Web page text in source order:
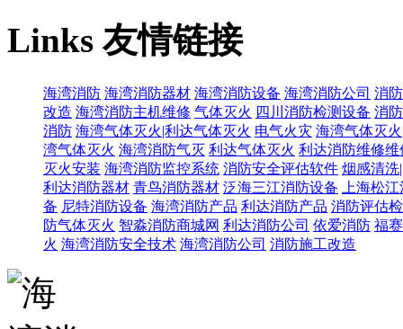
Links友情链接
海湾消防 海湾消防器材 海湾消防设备 海湾消防公司 消
改造 海湾消防主机维修 气体灭火 四川消防检测设备 消
消防 海湾气体灭火|利达气体灭火 电气火灾 海湾气体灭
湾气体灭火 海湾消防气灭 利达气体灭火 利达消防维修维
灭火安装 海湾消防监控系统 消防安全评估软件 烟感清洗
利达消防器材 青鸟消防器材 泛海三江消防设备
上海松
备 尼特消防设备 海湾消防产品 利达消防产品 消防评估
防气体灭火 智淼消防商城网 利达消防公司 依爱消防 福
火 海湾消防安全技术 海湾消防公司 消防施工改造